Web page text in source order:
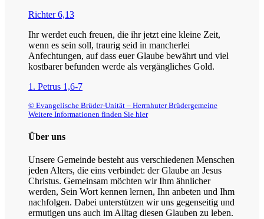
Richter 6,13
Ihr werdet euch freuen, die ihr jetzt eine kleine Zeit,
wenn es sein soll, traurig seid in mancherlei
Anfechtungen, auf dass euer Glaube bewährt und viel
kostbarer befunden werde als vergängliches Gold.
1. Petrus 1,6-7
© Evangelische Brüder-Unität – Herrnhuter Brüdergemeine
Weitere Informationen finden Sie hier
Über uns
Unsere Gemeinde besteht aus verschiedenen Menschen
jeden Alters, die eins verbindet: der Glaube an Jesus
Christus. Gemeinsam möchten wir Ihm ähnlicher
werden, Sein Wort kennen lernen, Ihn anbeten und Ihm
nachfolgen. Dabei unterstützen wir uns gegenseitig und
ermutigen uns auch im Alltag diesen Glauben zu leben.